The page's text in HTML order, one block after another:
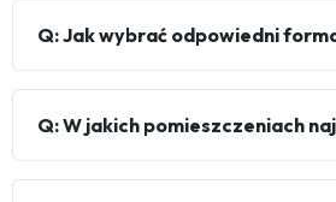
Q: Jak wybrać odpowiedni
Q: W jakich pomieszczeniach